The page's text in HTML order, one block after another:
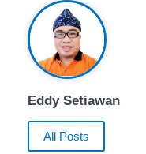
Eddy Setiawan
All Posts